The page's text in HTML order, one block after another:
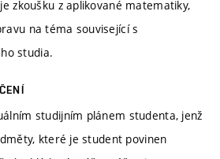
zkoušku z aplikované matematiky,
na téma související s
studia.
studijním plánem studenta, jenž
které je student povinen